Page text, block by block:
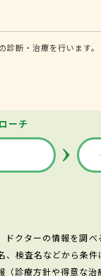
断・治療を行います。
ーチ
クターの情報を調べ
検査名などから条
診療方針や得意な治